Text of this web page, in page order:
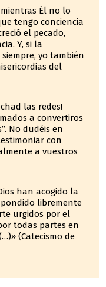
Él no lo
tengo conciencia
el pecado,
Y, si la
yo también
del
las redes!
a convertiros
No dudéis en
con
a vuestros
han acogido la
libremente
urgidos por el
todas partes en
(Catecismo de